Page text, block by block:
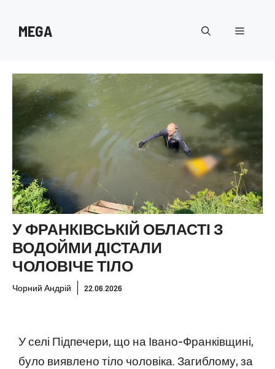
MEGA Меню
У ФРАНКІВСЬКІЙ ОБЛАСТІ З
ВОДОЙМИ ДІСТАЛИ
ЧОЛОВІЧЕ ТІЛО
Чорний Андрій 22.06.2026
У селі Підпечери, що на Івано-Франківщині,
було виявлено тіло чоловіка. Загиблому, за